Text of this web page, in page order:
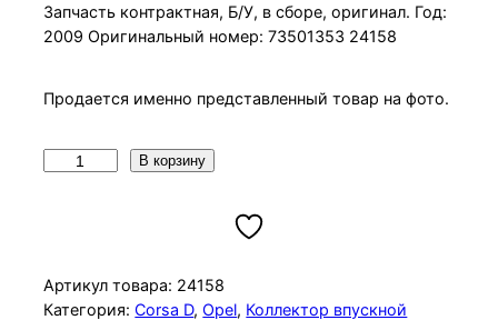
Запчасть контрактная, Б/У, в сборе, оригинал. Год:
2009 Оригинальный номер: 73501353 24158
Продается именно представленный товар на фото.
ч
е
В корзину
Артикул товара: 24158
Категория:Corsa D, Opel, Коллектор впускной